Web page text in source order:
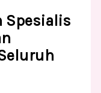
Spesialis